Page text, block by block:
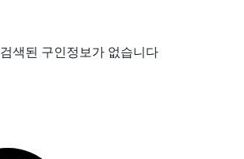
검색된 구인정보가 없습니다